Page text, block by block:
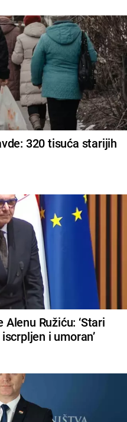
320 tisuća starijih
Ružiću: ‘Stari
i umoran’